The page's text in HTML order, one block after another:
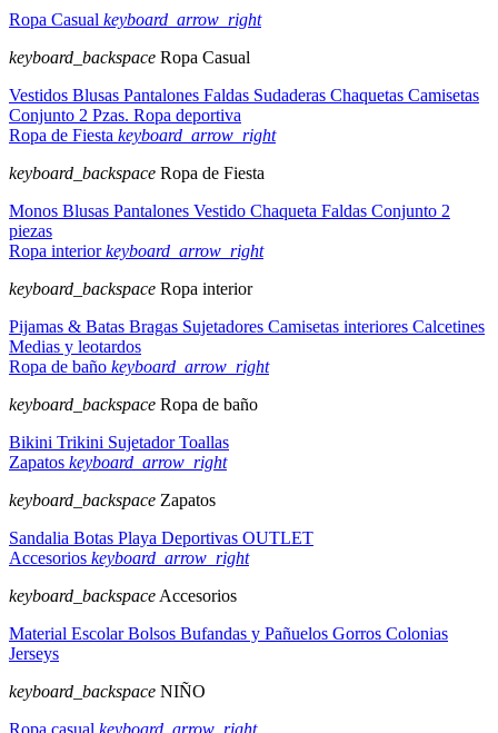
Ropa Casual keyboard_arrow_right
keyboard_backspace Ropa Casual
Vestidos Blusas Pantalones Faldas Sudaderas Chaquetas Camisetas
Conjunto 2 Pzas. Ropa deportiva
Ropa de Fiesta keyboard_arrow_right
keyboard_backspace Ropa de Fiesta
Monos Blusas Pantalones Vestido Chaqueta Faldas Conjunto 2
piezas
Ropa interiorkeyboard_arrow_right
keyboard_backspace Ropa interior
Pijamas & Batas Bragas Sujetadores Camisetas interiores Calcetines
Medias y leotardos
Ropa de baño keyboard_arrow_right
keyboard_backspace Ropa de baño
Bikini Trikini SujetadorToallas
Zapatos keyboard_arrow_right
keyboard_backspace Zapatos
Sandalia Botas Playa Deportivas OUTLET
Accesorios keyboard_arrow_right
keyboard_backspace Accesorios
Material EscolarBolsos Bufandas y Pañuelos Gorros Colonias
Jerseys
keyboard_backspace NIÑO
Ropa casual keyboard_arrow_right